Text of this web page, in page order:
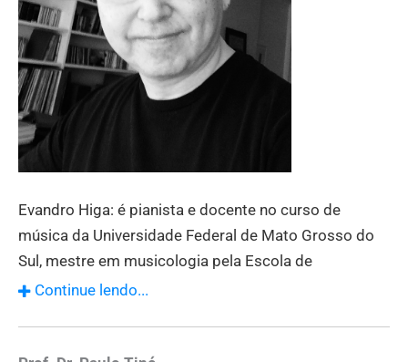
Evandro Higa: é pianista e docente no curso de
música da Universidade Federal de Mato Grosso do
Sul, mestre em musicologia pela Escola de
Comunicação e Artes da Universidade de São Paulo e
Continue lendo...